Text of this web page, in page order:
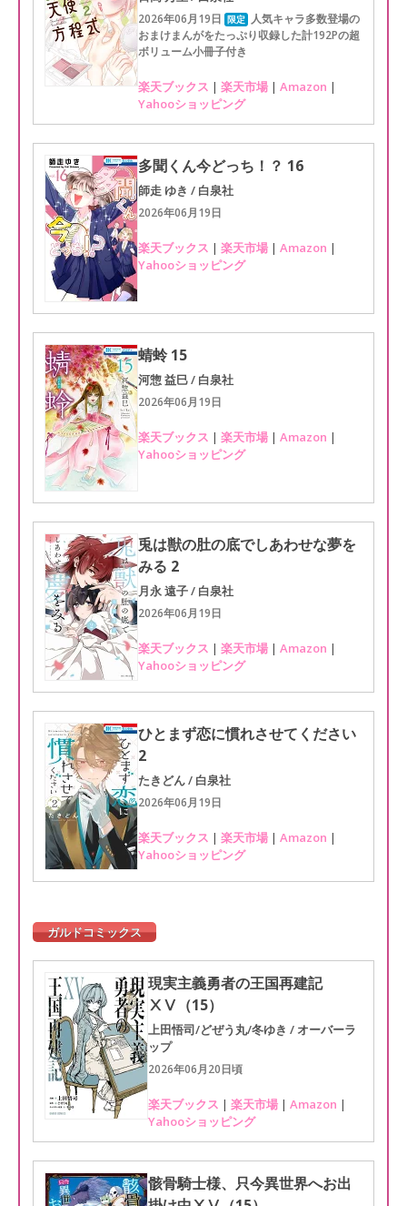
2026年06月19日 限定 人気キャラ多数登場の
おまけまんがをたっぷり収録した計192Pの超
ボリューム小冊子付き
楽天ブックス | 楽天市場 | Amazon |
Yahooショッピング
多聞くん今どっち！？ 16
師走 ゆき / 白泉社
2026年06月19日
楽天ブックス | 楽天市場 | Amazon |
Yahooショッピング
蜻蛉 15
河惣 益巳 / 白泉社
2026年06月19日
楽天ブックス | 楽天市場 | Amazon |
Yahooショッピング
兎は獣の肚の底でしあわせな夢を
みる 2
月永 遠子 / 白泉社
2026年06月19日
楽天ブックス | 楽天市場 | Amazon |
Yahooショッピング
ひとまず恋に慣れさせてください
2
たきどん / 白泉社
2026年06月19日
楽天ブックス | 楽天市場 | Amazon |
Yahooショッピング
ガルドコミックス
現実主義勇者の王国再建記
ⅩⅤ（15）
上田悟司/どぜう丸/冬ゆき / オーバーラ
ップ
2026年06月20日頃
楽天ブックス | 楽天市場 | Amazon |
Yahooショッピング
骸骨騎士様、只今異世界へお出